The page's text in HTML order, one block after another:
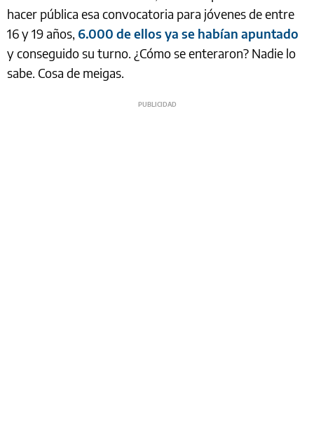
hacer pública esa convocatoria para jóvenes de entre
16 y 19 años, 6.000 de ellos ya se habían apuntado
y conseguido su turno. ¿Cómo se enteraron? Nadie lo
sabe. Cosa de meigas.